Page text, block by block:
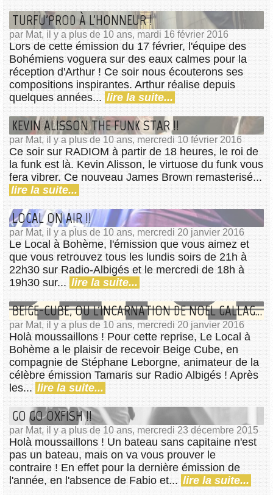
TURFU'PROD À L'HONNEUR !
par Mat, il y a plus de 10 ans, mardi 16 février 2016
Lors de cette émission du 17 février, l'équipe des
Bohémiens voguera sur des eaux calmes pour la
réception d'Arthur ! Ce soir nous écouterons ses
compositions inspirantes. Arthur réalise depuis
quelques années... lire la suite...
KEVIN ALISSON THE FUNK STAR !!
par Mat, il y a plus de 10 ans, mercredi 10 février 2016
Ce soir sur RADIOM à partir de 18 heures, le roi de
la funk est là. Kevin Alisson, le virtuose du funk vous
fera vibrer. Ce nouveau James Brown remasterisé...
lire la suite...
LOCAL ON AIR !!
par Mat, il y a plus de 10 ans, mercredi 20 janvier 2016
Le Local à Bohème, l'émission que vous aimez et
que vous retrouvez tous les lundis soirs de 21h à
22h30 sur Radio-Albigés et le mercredi de 18h à
19h30 sur... lire la suite...
BEIGE-CUBE, OU L'INCARNATION DE NOEL GALLAGHER
par Mat, il y a plus de 10 ans, mercredi 20 janvier 2016
Holà moussaillons ! Pour cette reprise, Le Local à
Bohème a le plaisir de recevoir Beige Cube, en
compagnie de Stéphane Leborgne, animateur de la
célèbre émission Tamaris sur Radio Albigés ! Après
les... lire la suite...
GO GO OXFISH !!
par Mat, il y a plus de 10 ans, mercredi 23 décembre 2015
Holà moussaillons ! Un bateau sans capitaine n'est
pas un bateau, mais on va vous prouver le
contraire ! En effet pour la dernière émission de
l'année, en l'absence de Fabio et... lire la suite...